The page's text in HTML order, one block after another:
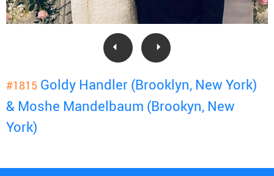
#1815 Goldy Handler (Brooklyn, New York)
& Moshe Mandelbaum (Brookyn, New
York)